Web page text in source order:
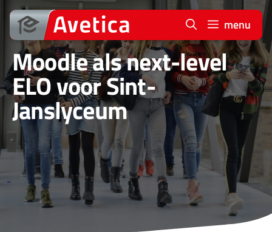
Ga
naar
de
inhoud
menu
Moodle als next-level
ELO voor Sint-
Janslyceum